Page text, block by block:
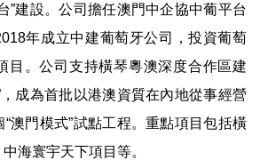
”建設。公司擔任澳門中企協中葡平台
年成立中建葡萄牙公司，投資葡萄
目。公司支持橫琴粵澳深度合作區建
成為首批以港澳資質在內地從事經營
澳門模式”試點工程。重點項目包括橫
海寰宇天下項目等。